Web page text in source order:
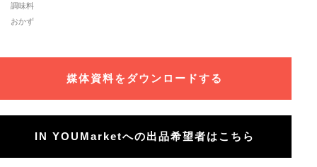
調味料
おかず
媒体資料をダウンロードする
IN YOUMarketへの出品希望者はこちら